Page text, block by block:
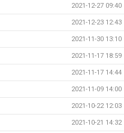
2021-12-27 09:40
2021-12-23 12:43
2021-11-30 13:10
2021-11-17 18:59
2021-11-17 14:44
2021-11-09 14:00
2021-10-22 12:03
2021-10-21 14:32